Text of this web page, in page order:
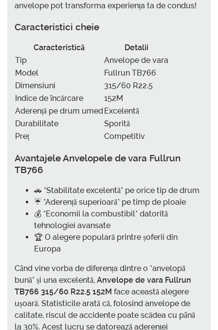
anvelope pot transforma experiența ta de condus!
Caracteristici cheie
Caracteristică
Detalii
Tip
Anvelope de vara
Model
Fullrun TB766
Dimensiuni
315/60 R22.5
Indice de încărcare
152M
Aderență pe drum umed Excelentă
Durabilitate
Sporită
Preț
Competitiv
AvantajeleAnvelopele de vara Fullrun
TB766
🚗 *Stabilitate excelentă* pe orice tip de drum
☔ *Aderență superioară* pe timp de ploaie
💰 *Economii la combustibil* datorită
tehnologiei avansate
🏆 O alegere populară printre șoferii din
Europa
Când vine vorba de diferența dintre o *anvelopă
bună* și una excelentă, Anvelope de vara Fullrun
TB766 315/60 R22.5 152M face această alegere
ușoară. Statisticile arată că, folosind anvelope de
calitate, riscul de accidente poate scădea cu până
la 30%. Acest lucru se datorează aderenței